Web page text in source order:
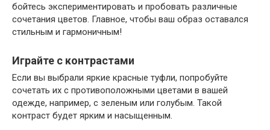
бойтесь экспериментировать и пробовать различные
сочетания цветов. Главное, чтобы ваш образ оставался
стильным и гармоничным!
Играйте с контрастами
Если вы выбрали яркие красные туфли, попробуйте
сочетать их с противоположными цветами в вашей
одежде, например, с зеленым или голубым. Такой
контраст будет ярким и насыщенным.